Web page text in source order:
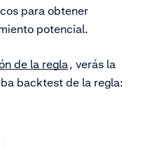
para obtener
potencial.
de la regla, verás la
backtest de la regla: